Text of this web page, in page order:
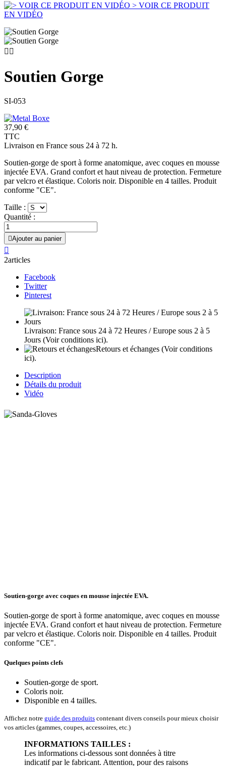
> VOIR CE PRODUIT
EN VIDÉO
 
Soutien Gorge
SI-053
37,90 €
TTC
Livraison en France sous 24 à 72 h.
Soutien-gorge de sport à forme anatomique, avec coques en mousse
injectée EVA. Grand confort et haut niveau de protection. Fermeture
par velcro et élastique. Coloris noir. Disponible en 4 tailles. Produit
conforme "CE".
Taille :
Quantité :
Ajouter au panier

2articles
Facebook
Twitter
Pinterest
Livraison: France sous 24 à 72 Heures / Europe sous 2 à 5
Jours (Voir conditions ici).
Retours et échanges (Voir conditions
ici).
Description
Détails du produit
Vidéo
Soutien-gorge avec coques en mousse injectée EVA.
Soutien-gorge de sport à forme anatomique, avec coques en mousse
injectée EVA. Grand confort et haut niveau de protection. Fermeture
par velcro et élastique. Coloris noir. Disponible en 4 tailles. Produit
conforme "CE".
Quelques points clefs
Soutien-gorge de sport.
Coloris noir.
Disponible en 4 tailles.
Affichez notre guide des produits contenant divers conseils pour mieux choisir
vos articles (gammes, coupes, accessoires, etc.)
INFORMATIONS TAILLES :
Les informations ci-dessous sont données à titre
indicatif par le fabricant. Attention, pour des raisons